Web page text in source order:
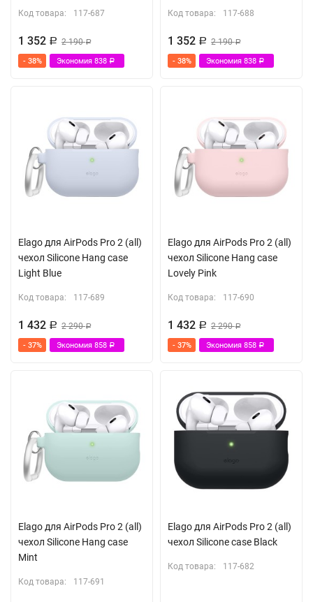
Код товара: 117-687
1 352 Р 2 190Р
- 38% Экономия 838 Р
Код товара: 117-688
1 352 Р 2 190Р
- 38% Экономия 838 Р
Elago для AirPods Pro 2 (all)
чехол Silicone Hang case
Light Blue
Код товара: 117-689
1 432 Р 2 290Р
- 37% Экономия 858 Р
Elago для AirPods Pro 2 (all)
чехол Silicone Hang case
Lovely Pink
Код товара: 117-690
1 432 Р 2 290Р
- 37% Экономия 858 Р
Elago для AirPods Pro 2 (all)
чехол Silicone Hang case
Mint
Код товара: 117-691
Elago для AirPods Pro 2 (all)
чехол Silicone case Black
Код товара: 117-682